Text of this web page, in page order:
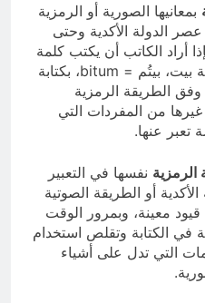
بمعانيها الصورية أو الرمزية
الدولة الأكدية وحتى
أراد الكاتب أن يكتب كلمة
رجل أو يلم = awilum أو كلمة بيت، بيتُم = bitum، بكتابة
وفق الطريقة الرمزية
من المفردات التي
تعبر عنها.
نفسها في التعبير
أو الطريقة الصوتية
معينة، وبمرور الوقت
في الكتابة وتقلص استخدام
التي تدل على أشياء